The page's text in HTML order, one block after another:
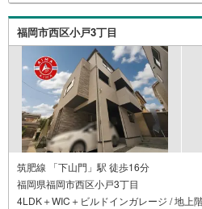
ネット銀行はじめ多数の金
ランもご用意平日も夜間も
で送迎無料/オンライン相談
だけ」でも歓迎します他社
方、転職後で審査にご不安
福岡市西区小戸3丁目
筑肥線 「下山門」駅 徒歩16分
福岡県福岡市西区小戸3丁目
4LDK＋WIC＋ビルドインガレージ / 地上